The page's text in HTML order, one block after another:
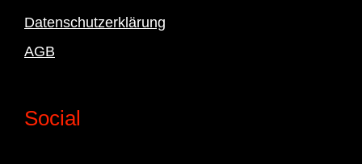
Datenschutzerklärung
AGB
Social